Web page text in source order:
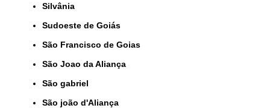
Silvânia
Sudoeste de Goiás
São Francisco de Goias
São Joao da Aliança
São gabriel
São joão d'Aliança